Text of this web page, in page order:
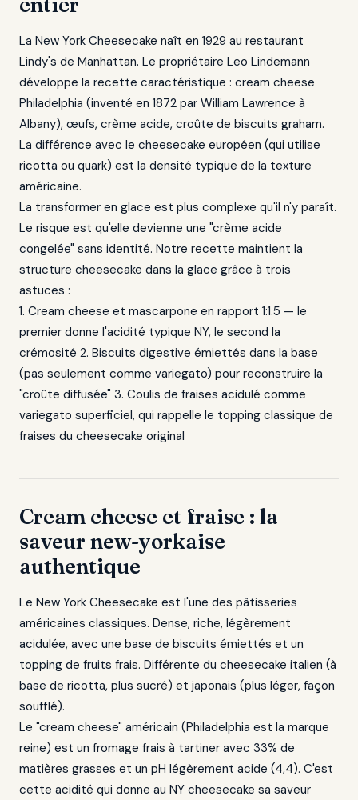
La New York Cheesecake naît en 1929 au restaurant
Lindy's de Manhattan. Le propriétaire Leo Lindemann
développe la recette caractéristique : cream cheese
Philadelphia (inventé en 1872 par William Lawrence à
Albany), œufs, crème acide, croûte de biscuits graham.
La différence avec le cheesecake européen (qui utilise
ricotta ou quark) est la densité typique de la texture
américaine.
La transformer en glace est plus complexe qu'il n'y paraît.
Le risque est qu'elle devienne une "crème acide
congelée" sans identité. Notre recette maintient la
structure cheesecake dans la glace grâce à trois
astuces :
1. Cream cheese et mascarpone en rapport 1:1.5 — le
premier donne l'acidité typique NY, le second la
crémosité 2. Biscuits digestive émiettés dans la base
(pas seulement comme variegato) pour reconstruire la
"croûte diffusée" 3. Coulis de fraises acidulé comme
variegato superficiel, qui rappelle le topping classique de
fraises du cheesecake original
Cream cheese et fraise : la
saveur new-yorkaise
authentique
Le New York Cheesecake est l'une des pâtisseries
américaines classiques. Dense, riche, légèrement
acidulée, avec une base de biscuits émiettés et un
topping de fruits frais. Différente du cheesecake italien (à
base de ricotta, plus sucré) et japonais (plus léger, façon
soufflé).
Le "cream cheese" américain (Philadelphia est la marque
reine) est un fromage frais à tartiner avec 33% de
matières grasses et un pH légèrement acide (4,4). C'est
cette acidité qui donne au NY cheesecake sa saveur